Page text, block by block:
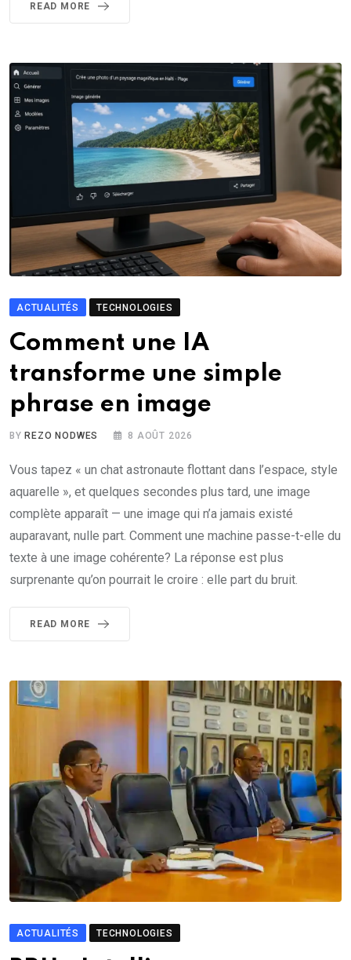
READ MORE
ACTUALITÉS TECHNOLOGIES
Comment une IA
transforme une simple
phrase en image
BYREZO NODWES 8 AOÛT 2026
Vous tapez « un chat astronaute flottant dans l’espace, style
aquarelle », et quelques secondes plus tard, une image
complète apparaît — une image qui n’a jamais existé
auparavant, nulle part. Comment une machine passe-t-elle du
texte à une image cohérente? La réponse est plus
surprenante qu’on pourrait le croire : elle part du bruit.
READ MORE
ACTUALITÉS TECHNOLOGIES